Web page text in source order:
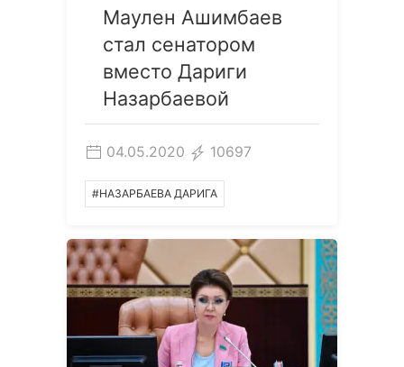
Маулен Ашимбаев
стал сенатором
вместо Дариги
Назарбаевой
04.05.2020 10697
#НАЗАРБАЕВА ДАРИГА